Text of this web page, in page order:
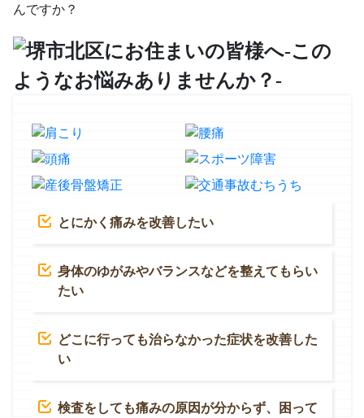
とにかく痛みを改善したい
身体のゆがみやバランスなどを整えてもらい
たい
どこに行っても治らなかった症状を改善した
い
検査をしても痛みの原因が分からず、困って